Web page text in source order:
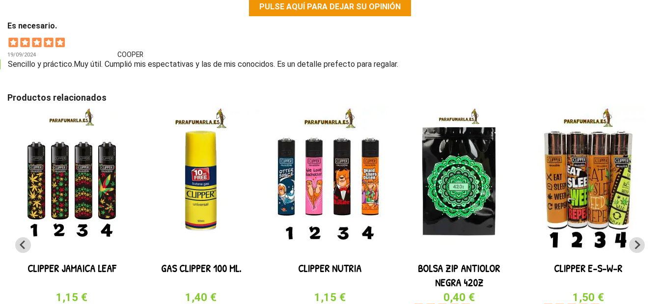
PULSE AQUÍ PARA DEJAR SU OPINIÓN
Es necesario.
19/09/2024 COOPER
Sencillo y práctico.Muy útil. Cumplió mis espectativas y las de mis conocidos. Es un detalle prefecto para regalar.
Productos relacionados
CLIPPER JAMAICA LEAF
1,15 €
GAS CLIPPER 100 ML.
1,40 €
CLIPPER NUTRIA
1,15 €
BOLSA ZIP ANTIOLOR
NEGRA 420Z
0,40 €
CLIPPER E-S-W-R
1,50 €